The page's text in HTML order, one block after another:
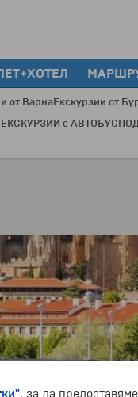
от ВарнаЕкскурзии от
ЕКСКУРЗИИ с АВТОБУС
, за да